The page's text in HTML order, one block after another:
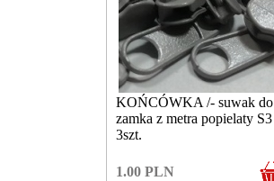
KOŃCÓWKA /- suwak do
zamka z metra popielaty S3
3szt.
1.00 PLN